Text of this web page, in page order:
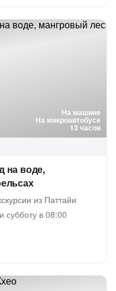
На машине
На микроавтобусе
13 часов
на воде,
из Паттайи
субботу в 08:00